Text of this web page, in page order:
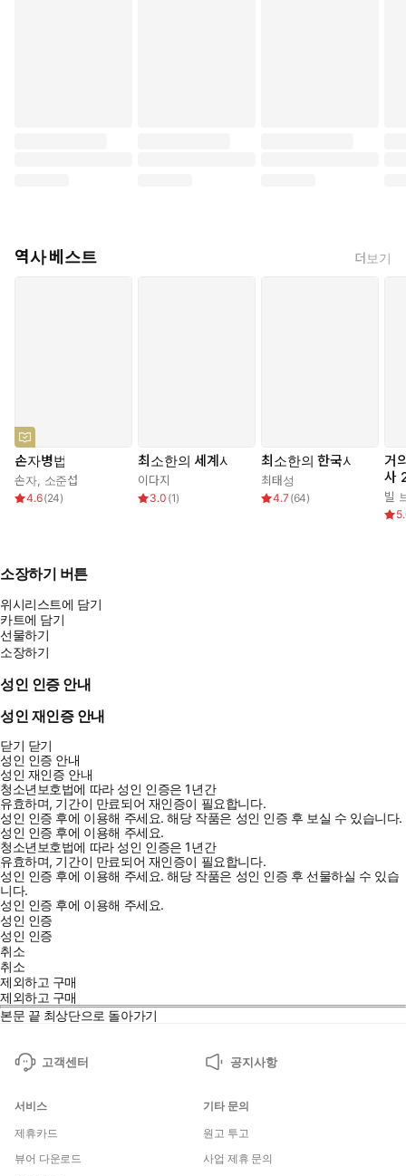
역사 베스트 더보기
손자병법
손자, 소준섭
4.6(24)
최소한의 세계사
이다지
3.0 (1)
최소한의 한국사
최태성
4.7 (64)
거
사
빌
소장하기 버튼
위시리스트에 담기
카트에 담기
선물하기
소장하기
성인 인증 안내
성인 재인증 안내
닫기 닫기
성인 인증 안내
성인 재인증 안내
청소년보호법에 따라 성인 인증은 1년간
유효하며, 기간이 만료되어 재인증이 필요합니다.
성인 인증 후에 이용해 주세요.해당 작품은 성인 인증 후 보실 수 있습니다.
성인 인증 후에 이용해 주세요.
청소년보호법에 따라 성인 인증은 1년간
유효하며, 기간이 만료되어 재인증이 필요합니다.
성인 인증 후에 이용해 주세요.해당 작품은 성인 인증 후 선물하실 수 있습
니다.
성인 인증 후에 이용해 주세요.
성인 인증
성인 인증
취소
취소
제외하고 구매
제외하고 구매
본문 끝 최상단으로 돌아가기
고객센터 공지사항
서비스
제휴카드
뷰어 다운로드
기타 문의
원고 투고
사업 제휴 문의